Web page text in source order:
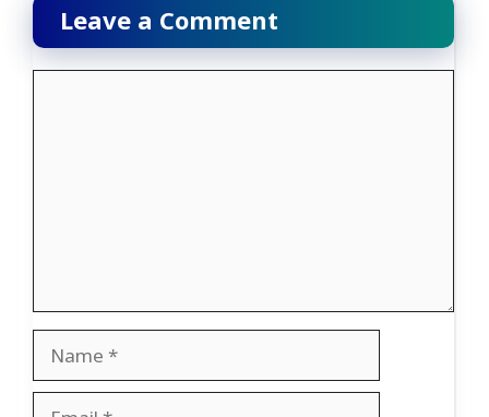
Leave a Comment